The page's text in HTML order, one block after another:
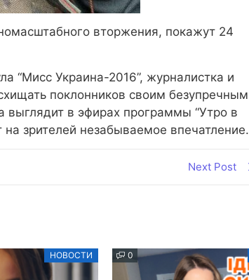
вторжения, покажут 24
“Мисс Украина-2016”, журналистка и
поклонников своим безупречным
в эфирах программы “Утро в
зрителей незабываемое впечатление.
Next Post
НОВОСТИ 0